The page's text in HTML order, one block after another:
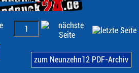
zum Neunzehn12 PDF-Archiv